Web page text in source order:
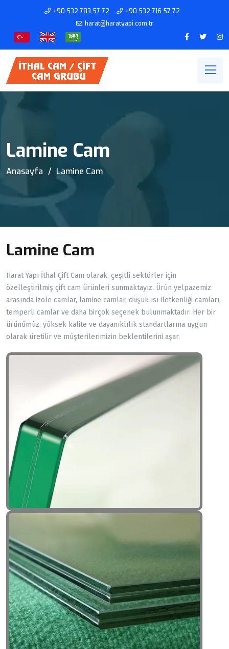
+90 532 783 57 72
+90 532 716 57 72
harat@haratyapi.com.tr
Lamine Cam
Anasayfa Lamine Cam
Lamine Cam
Harat Yapı İthal Çift Cam olarak, çeşitli sektörler için
özelleştirilmiş çift cam ürünleri sunmaktayız. Ürün yelpazemiz
arasında izole camlar, lamine camlar, düşük ısı iletkenliği camları,
temperli camlar ve daha birçok seçenek bulunmaktadır. Her bir
ürünümüz, yüksek kalite ve dayanıklılık standartlarına uygun
olarak üretilir ve müşterilerimizin beklentilerini aşar.